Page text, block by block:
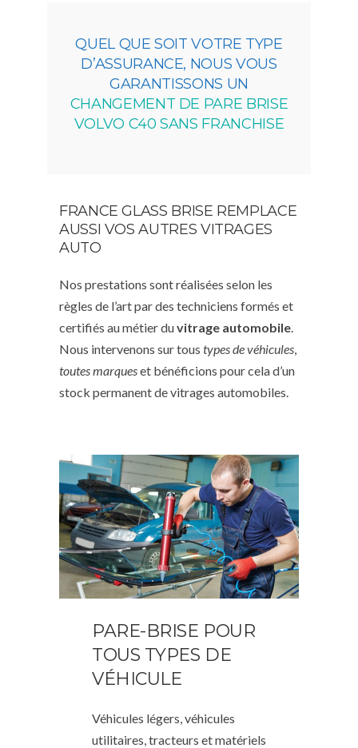
QUEL QUE SOIT VOTRE TYPE
D’ASSURANCE, NOUS VOUS
GARANTISSONS UN
CHANGEMENT DE PARE BRISE
VOLVO C40 SANS FRANCHISE
FRANCE GLASS BRISE REMPLACE
AUSSI VOS AUTRES VITRAGES
AUTO
Nos prestations sont réalisées selon les
règles de l’art par des techniciens formés et
certifiés au métier duvitrage automobile
Nous intervenons sur tous types de véhicules
toutes marqueset bénéficions pour cela d’un
stock permanent de vitrages automobiles.
PARE-BRISE POUR
TOUS TYPES DE
VÉHICULE
Véhicules légers, véhicules
utilitaires, tracteurs et matériels